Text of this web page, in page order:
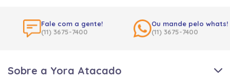
Fale com a gente!
(11) 3675-7400
Ou mande pelo whats!
(11) 3675-7400
Sobre a Yora Atacado